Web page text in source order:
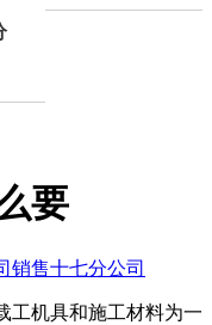
要
销售十七分公司
工机具和施工材料为一